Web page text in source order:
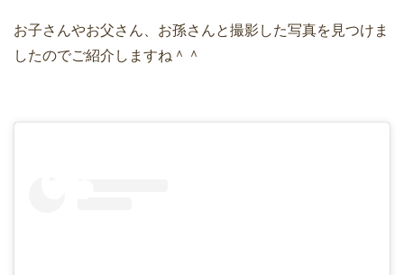
お子さんやお父さん、お孫さんと撮影した写真を見つけま
したのでご紹介しますね＾＾